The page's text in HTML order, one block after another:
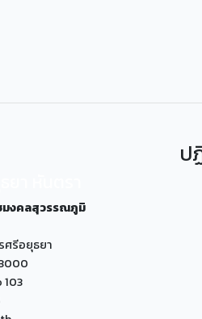
มงคลสุวรรณภูมิ
ศรีอยุธยา
103
ป